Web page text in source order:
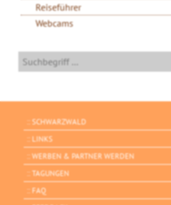
Reiseführer
Webcams
SCHWARZWALD
LINKS
WERBEN & PARTNER WERDEN
TAGUNGEN
FAQ